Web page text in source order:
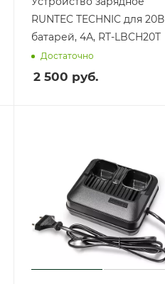
RUNTEC TECHNIC для 20В
батарей, 4А, RT-LBCH20T
Достаточно
2 500 руб.